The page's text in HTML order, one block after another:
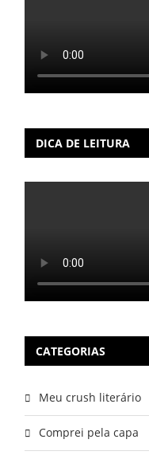
DICA DE LEITURA
CATEGORIAS
Meu crush literário
Comprei pela capa